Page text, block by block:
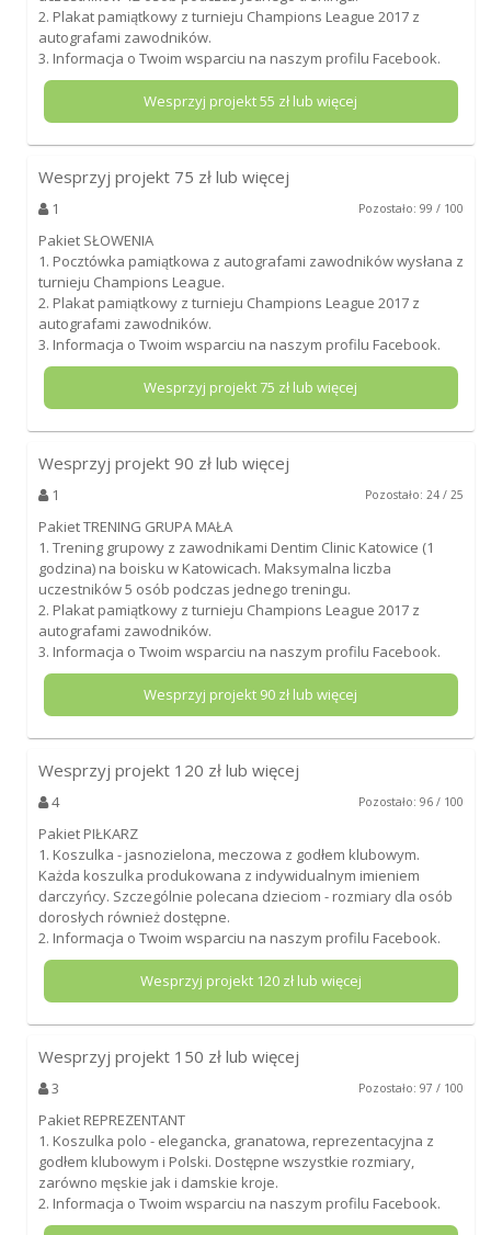
2. Plakat pamiątkowy z turnieju Champions League 2017 z
autografami zawodników.
3. Informacja o Twoim wsparciu na naszym profilu Facebook.
Wesprzyj projekt55 zł lub więcej
Wesprzyj projekt 75 zł lub więcej
1 Pozostało: 99 / 100
Pakiet SŁOWENIA
1. Pocztówka pamiątkowa z autografami zawodników wysłana z
turnieju Champions League.
2. Plakat pamiątkowy z turnieju Champions League 2017 z
autografami zawodników.
3. Informacja o Twoim wsparciu na naszym profilu Facebook.
Wesprzyj projekt75 zł lub więcej
Wesprzyj projekt 90 zł lub więcej
1 Pozostało: 24 / 25
Pakiet TRENING GRUPA MAŁA
1. Trening grupowy z zawodnikami Dentim Clinic Katowice (1
godzina) na boisku w Katowicach. Maksymalna liczba
uczestników 5 osób podczas jednego treningu.
2. Plakat pamiątkowy z turnieju Champions League 2017 z
autografami zawodników.
3. Informacja o Twoim wsparciu na naszym profilu Facebook.
Wesprzyj projekt 90 zł lub więcej
Wesprzyj projekt 120 zł lub więcej
4 Pozostało: 96 / 100
Pakiet PIŁKARZ
1. Koszulka - jasnozielona, meczowa z godłem klubowym.
Każda koszulka produkowana z indywidualnym imieniem
darczyńcy. Szczególnie polecana dzieciom - rozmiary dla osób
dorosłych również dostępne.
2. Informacja o Twoim wsparciu na naszym profilu Facebook.
Wesprzyj projekt 120zł lub więcej
Wesprzyj projekt 150 zł lub więcej
3 Pozostało: 97 / 100
Pakiet REPREZENTANT
1. Koszulka polo - elegancka, granatowa, reprezentacyjna z
godłem klubowym i Polski. Dostępne wszystkie rozmiary,
zarówno męskie jak i damskie kroje.
2. Informacja o Twoim wsparciu na naszym profilu Facebook.